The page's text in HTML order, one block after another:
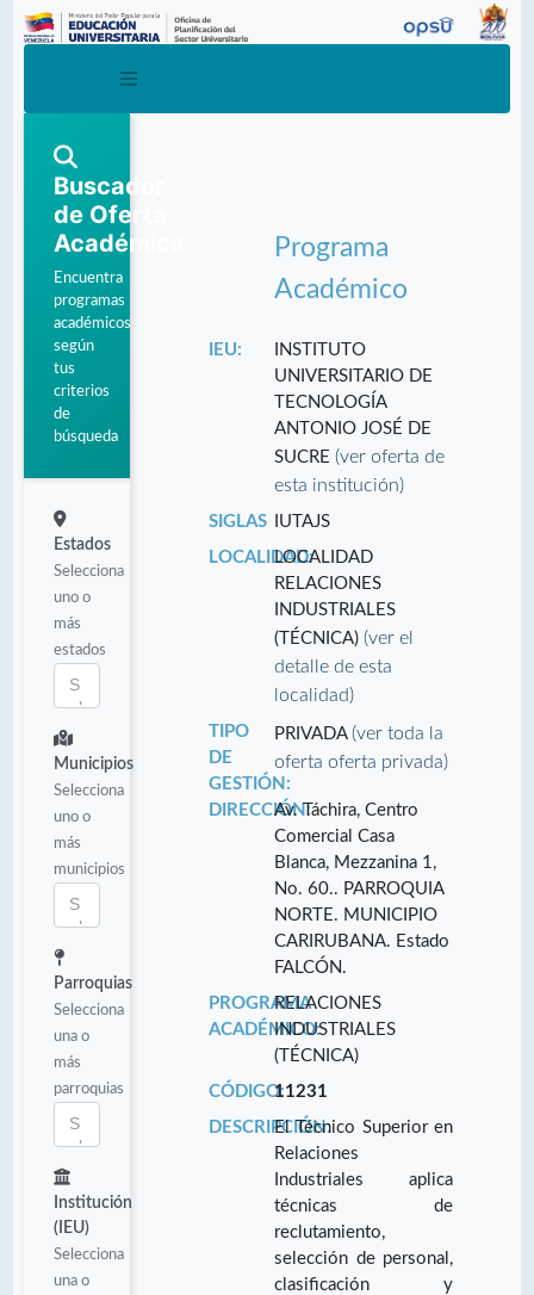
Buscador
de Oferta
Académica
Encuentra
programas
académicos
según
tus
criterios
de
búsqueda
Estados
Selecciona
uno o
más
estados
Municipios
Selecciona
uno o
más
municipios
Parroquias
Selecciona
una o
más
parroquias
Institución
(IEU)
Selecciona
una o
Programa
Académico
IEU:
INSTITUTO
UNIVERSITARIO DE
TECNOLOGÍA
ANTONIO JOSÉ DE
SUCRE(ver oferta de
esta institución)
SIGLAS
IUTAJS
LOCALIDAD:LOCALIDAD
RELACIONES
INDUSTRIALES
(TÉCNICA)(ver el
detalle de esta
localidad)
TIPO
DE
GESTIÓN:
PRIVADA(ver toda la
oferta oferta privada)
DIRECCIÓN:Av. Táchira, Centro
Comercial Casa
Blanca, Mezzanina 1,
No. 60.. PARROQUIA
NORTE. MUNICIPIO
CARIRUBANA. Estado
FALCÓN.
PROGRAMA
ACADÉMICO:
RELACIONES
INDUSTRIALES
(TÉCNICA)
CÓDIGO:11231
DESCRIPCIÓN:El Técnico Superior en
Relaciones
Industriales aplica
técnicas de
reclutamiento,
selección de personal,
clasificación y